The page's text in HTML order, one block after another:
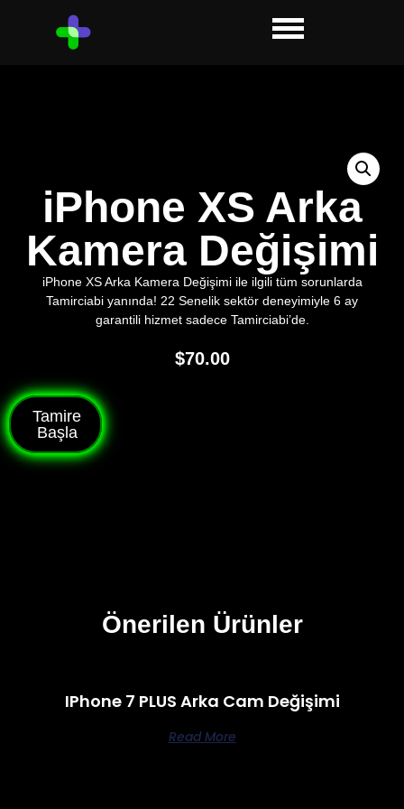
iPhone XS Arka
Kamera Değişimi
iPhone XS Arka Kamera Değişimi ile ilgili tüm sorunlarda
Tamirciabi yanında! 22 Senelik sektör deneyimiyle 6 ay
garantili hizmet sadece Tamirciabi’de.
$70.00
Tamire
Başla
Önerilen Ürünler
IPhone 7 PLUS Arka Cam Değişimi
Read More